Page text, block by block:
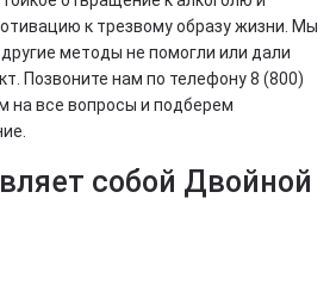
к трезвому образу жизни. Мы
методы не помогли или дали
Позвоните нам по телефону 8 (800)
на все вопросы и подберем
собой Двойной